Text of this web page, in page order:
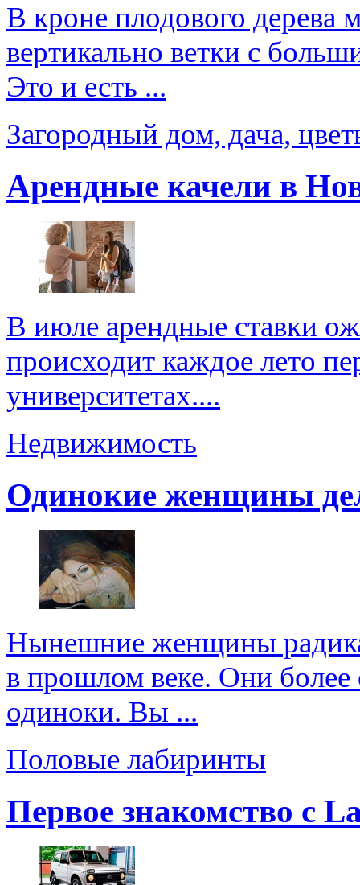
В кроне плодового дерева
вертикально ветки с
Это и есть ...
Загородный дом, дача,
Арендные качели в
В июле арендные ставки
происходит каждое лето
университетах....
Недвижимость
Одинокие женщины
Нынешние женщины
в прошлом веке. Они более
одиноки. Вы ...
Половые лабиринты
Первое знакомство с